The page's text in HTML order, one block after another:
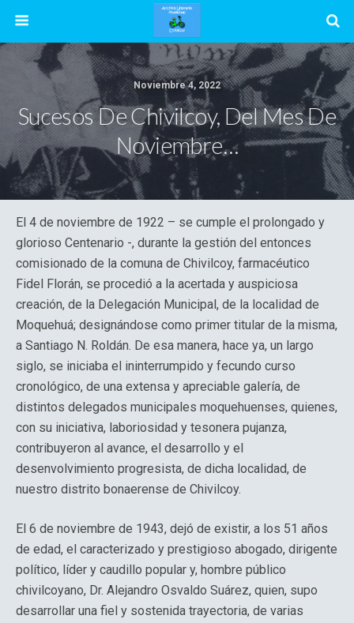
Noviembre 4, 2022
Sucesos De Chivilcoy, Del Mes De
Noviembre…
El 4 de noviembre de 1922 – se cumple el prolongado y
glorioso Centenario -, durante la gestión del entonces
comisionado de la comuna de Chivilcoy, farmacéutico
Fidel Florán, se procedió a la acertada y auspiciosa
creación, de la Delegación Municipal, de la localidad de
Moquehuá; designándose como primer titular de la misma,
a Santiago N. Roldán. De esa manera, hace ya, un largo
siglo, se iniciaba el ininterrumpido y fecundo curso
cronológico, de una extensa y apreciable galería, de
distintos delegados municipales moquehuenses, quienes,
con su iniciativa, laboriosidad y tesonera pujanza,
contribuyeron al avance, el desarrollo y el
desenvolvimiento progresista, de dicha localidad, de
nuestro distrito bonaerense de Chivilcoy.
El 6 de noviembre de 1943, dejó de existir, a los 51 años
de edad, el caracterizado y prestigioso abogado, dirigente
político, líder y caudillo popular y, hombre público
chivilcoyano, Dr. Alejandro Osvaldo Suárez, quien, supo
desarrollar una fiel y sostenida trayectoria, de varias